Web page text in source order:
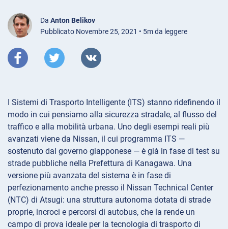
Da Anton Belikov
Pubblicato Novembre 25, 2021 • 5m da leggere
I Sistemi di Trasporto Intelligente (ITS) stanno ridefinendo il
modo in cui pensiamo alla sicurezza stradale, al flusso del
traffico e alla mobilità urbana. Uno degli esempi reali più
avanzati viene da Nissan, il cui programma ITS —
sostenuto dal governo giapponese — è già in fase di test su
strade pubbliche nella Prefettura di Kanagawa. Una
versione più avanzata del sistema è in fase di
perfezionamento anche presso il Nissan Technical Center
(NTC) di Atsugi: una struttura autonoma dotata di strade
proprie, incroci e percorsi di autobus, che la rende un
campo di prova ideale per la tecnologia di trasporto di